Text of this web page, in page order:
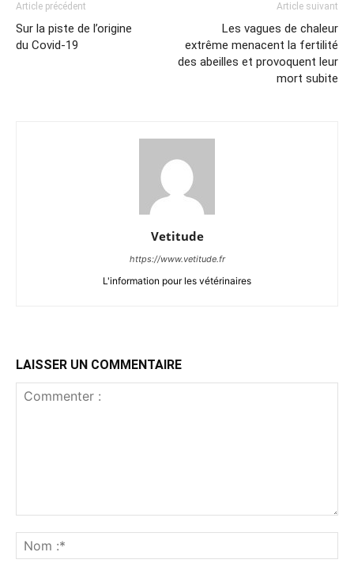
Article précédent
Sur la piste de l’origine
du Covid-19
Article suivant
Les vagues de chaleur
extrême menacent la fertilité
des abeilles et provoquent leur
mort subite
Vetitude
https://www.vetitude.fr
L'information pour les vétérinaires
LAISSER UN COMMENTAIRE